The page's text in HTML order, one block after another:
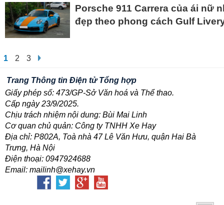
Porsche 911 Carrera của ái nữ
đẹp theo phong cách Gulf
1 2 3
Trang Thông tin Điện tử Tổng hợp
Giấy phép số: 473/GP-Sở Văn hoá và Thể thao.
Cấp ngày 23/9/2025.
Chịu trách nhiệm nội dung: Bùi Mai Linh
Cơ quan chủ quản: Công ty TNHH Xe Hay
Địa chỉ: P802A, Toà nhà 47 Lê Văn Hưu, quận Hai Bà
Trưng, Hà Nội
Điện thoại: 0947924688
Email: mailinh@xehay.vn